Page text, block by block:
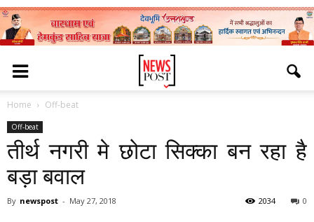
Home Off-beat
Off-beat
तीर्थ नगरी मे छोटा सिक्का बन रहा है
बड़ा बवाल
By newspost - May 27, 2018 0
2034